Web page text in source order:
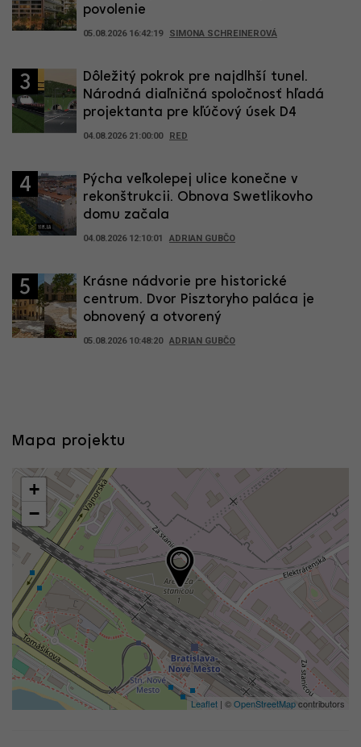
povolenie
05.08.2026 16:42:19 SIMONA SCHREINEROVÁ
3
Dôležitý pokrok pre najdlhší tunel.
Národná diaľničná spoločnosť hľadá
projektanta pre kľúčový úsek D4
04.08.2026 21:00:00 RED
4
Pýcha veľkolepej ulice konečne v
rekonštrukcii. Obnova Swetlikovho
domu začala
04.08.2026 12:10:01 ADRIAN GUBČO
5
Krásne nádvorie pre historické
centrum. Dvor Pisztoryho paláca je
obnovený a otvorený
05.08.2026 10:48:20 ADRIAN GUBČO
Mapa projektu
+
−
Leaflet | ©OpenStreetMapcontributors